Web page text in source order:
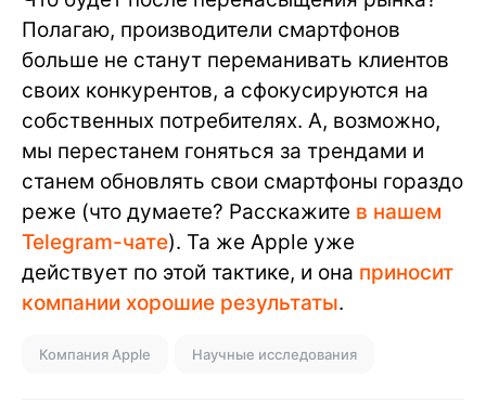
Полагаю, производители смартфонов
больше не станут переманивать клиентов
своих конкурентов, а сфокусируются на
собственных потребителях. А, возможно,
мы перестанем гоняться за трендами и
станем обновлять свои смартфоны гораздо
реже (что думаете? Расскажите в нашем
Telegram-чате). Та же Apple уже
действует по этой тактике, и она приносит
компании хорошие результаты.
Компания Apple Научные исследования